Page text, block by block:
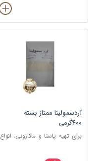
آردسمولینا ممتاز بسته
400گرمی
برای تهیه پاستا و ماکارونی، انواع